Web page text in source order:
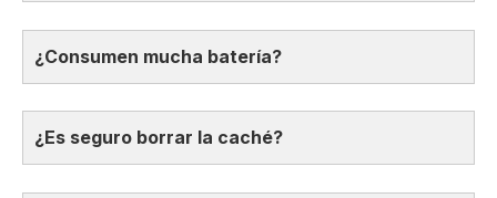
¿Consumen mucha batería?
¿Es seguro borrar la caché?